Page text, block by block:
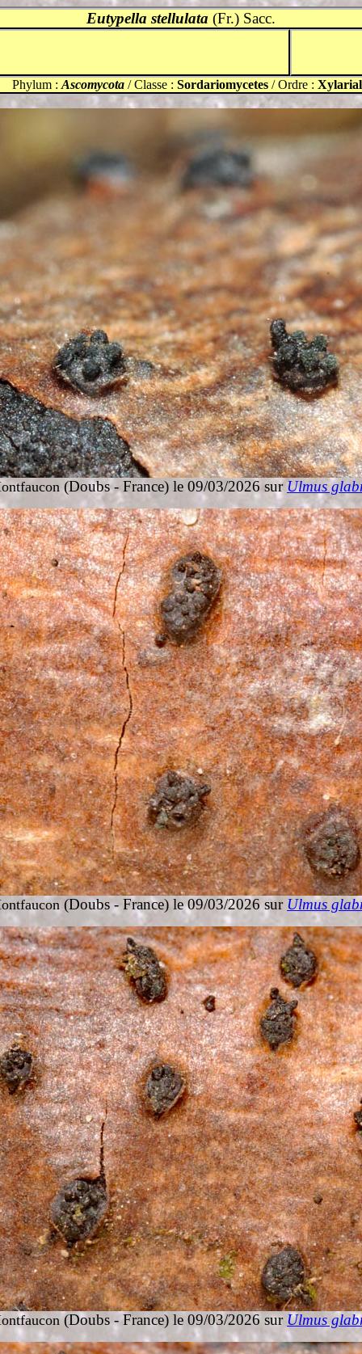
Eutypella stellulata (Fr.) Sacc.
Phylum : Ascomycota / Classe : Sordariomycetes / Ordre :
(Doubs - France) le 09/03/2026 sur Ulmus
(Doubs - France) le 09/03/2026 sur Ulmus
(Doubs - France) le 09/03/2026 sur Ulmus